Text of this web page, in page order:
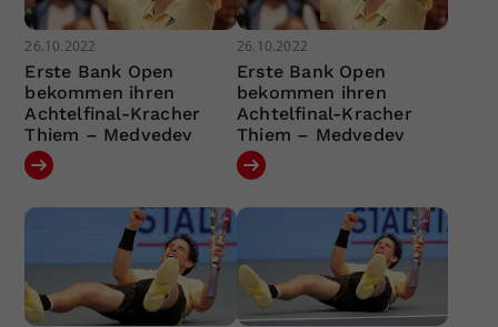
26.10.2022
Erste Bank Open
bekommen ihren
Achtelfinal-Kracher
Thiem – Medvedev
26.10.2022
Erste Bank Open
bekommen ihren
Achtelfinal-Kracher
Thiem – Medvedev